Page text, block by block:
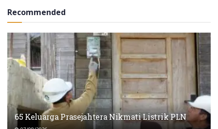
Recommended
65 Keluarga Prasejahtera Nikmati Listrik PLN